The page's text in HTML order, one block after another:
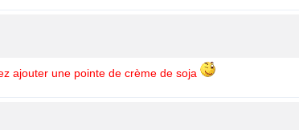
ajouter une pointe de crème de soja